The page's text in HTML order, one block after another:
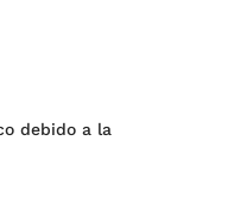
debido a la